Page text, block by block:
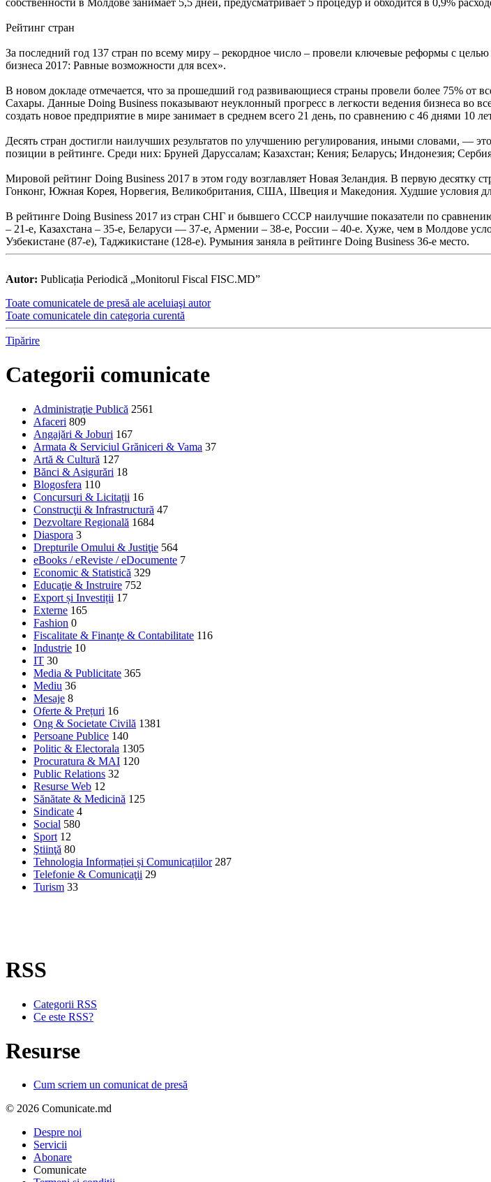
Рейтинг стран
За последний год 137 стран по всему миру – рекордное число – провели ключевые реформы с
бизнеса 2017: Равные возможности для всех».
В новом докладе отмечается, что за прошедший год развивающиеся страны провели более 75% от
Сахары. Данные Doing Business показывают неуклонный прогресс в легкости ведения бизнеса во
создать новое предприятие в мире занимает в среднем всего 21 день, по сравнению с 46 днями 10
Десять стран достигли наилучших результатов по улучшению регулирования, иными словами, —
позиции в рейтинге. Среди них: Бруней Даруссалам; Казахстан; Кения; Беларусь; Индонезия;
Мировой рейтинг Doing Business 2017 в этом году возглавляет Новая Зеландия. В первую десятку
Гонконг, Южная Корея, Норвегия, Великобритания, США, Швеция и Македония. Худшие условия
В рейтинге Doing Business 2017 из стран СНГ и бывшего СССР наилучшие показатели по
– 21-е, Казахстана – 35-е, Беларуси — 37-е, Армении – 38-е, России – 40-е. Хуже, чем в Молдове
Узбекистане (87-е), Таджикистане (128-е). Румыния заняла в рейтинге Doing Business 36-е место.
Autor: Publicația Periodică „Monitorul Fiscal FISC.MD”
Toate comunicatele de presă ale aceluiaşi autor
Toate comunicatele din categoria curentă
Tipărire
Categorii comunicate
Administraţie Publică 2561
Afaceri 809
Angajări & Joburi 167
Armata & Serviciul Grăniceri & Vama 37
Artă & Cultură 127
Bănci & Asigurări 18
Blogosfera 110
Concursuri & Licitații 16
Construcţii & Infrastructură 47
Dezvoltare Regională 1684
Diaspora 3
Drepturile Omului & Justiţie 564
eBooks / eReviste / eDocumente 7
Economic & Statistică 329
Educaţie & Instruire 752
Export și Investiții 17
Externe 165
Fashion 0
Fiscalitate & Finanţe & Contabilitate 116
Industrie 10
IT 30
Media & Publicitate 365
Mediu 36
Mesaje 8
Oferte & Prețuri 16
Ong & Societate Civilă 1381
Persoane Publice 140
Politic & Electorala 1305
Procuratura & MAI 120
Public Relations 32
Resurse Web 12
Sănătate & Medicină 125
Sindicate 4
Social 580
Sport 12
Ştiinţă 80
Tehnologia Informației și Comunicațiilor 287
Telefonie & Comunicaţii 29
Turism 33
RSS
Categorii RSS
Ce este RSS?
Resurse
Cum scriem un comunicat de presă
© 2026 Comunicate.md
Despre noi
Servicii
Abonare
Comunicate